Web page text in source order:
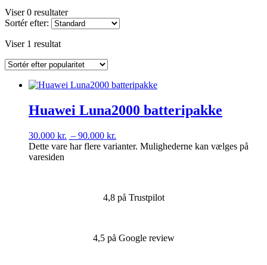
Viser 0 resultater
Sortér efter:
Viser 1 resultat
Huawei Luna2000 batteripakke
30.000 kr. –90.000kr.
Dette vare har flere varianter. Mulighederne kan vælges på
varesiden
4,8 på Trustpilot
4,5 på Google review